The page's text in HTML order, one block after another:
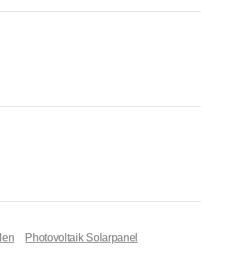
Photovoltaik Solarpanel